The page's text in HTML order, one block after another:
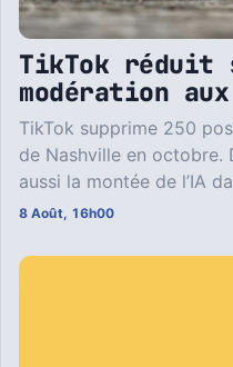
TikTok réduit
modération
TikTok supprime 250
de Nashville en
aussi la montée de l’IA
8 Août, 16h00